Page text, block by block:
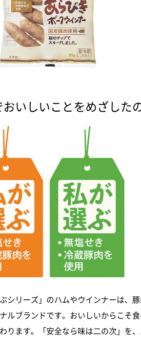
おいしいことをめざした
ぶシリーズ」のハムやウインナーは、
ルブランドです。おいしいからこそ
ります。「安全なら味は二の次」を、